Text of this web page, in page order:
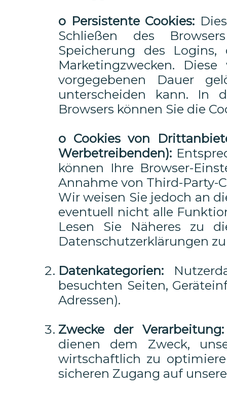
o Persistente Cookies:
Schließen des
Speicherung des
Marketingzwecken.
vorgegebenen Dauer
unterscheiden kann. In
Browsers können Sie die
o Cookies von
Werbetreibenden):
können Ihre Browser-
Annahme von Third-Party-
Wir weisen Sie jedoch an
eventuell nicht alle
Lesen Sie Näheres zu
Datenschutzerklärungen
Datenkategorien:
besuchten Seiten,
Adressen).
Zwecke der Verarbeitung:
dienen dem Zweck,
wirtschaftlich zu
sicheren Zugang auf